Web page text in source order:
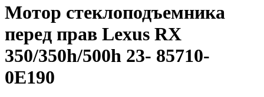
Мотор стеклоподъемника
перед прав Lexus RX
350/350h/500h 23- 85710-
0E190